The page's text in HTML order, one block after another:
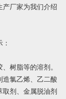
产厂家为我们介绍
树脂等的溶剂。
造氯乙烯、乙二酸
剂、金属脱油剂